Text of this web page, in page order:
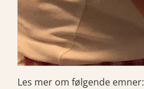
Les mer om følgende emner: